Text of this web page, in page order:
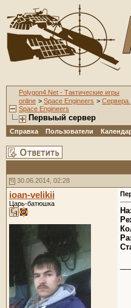
Polygon4.Net - Тактические игры
online > Space Engineers > Сервера.
Space Engineers
Первыый сервер
Справка Пользователи
30.06.2014, 02:28
ioan-velikii
Царь-батюшка